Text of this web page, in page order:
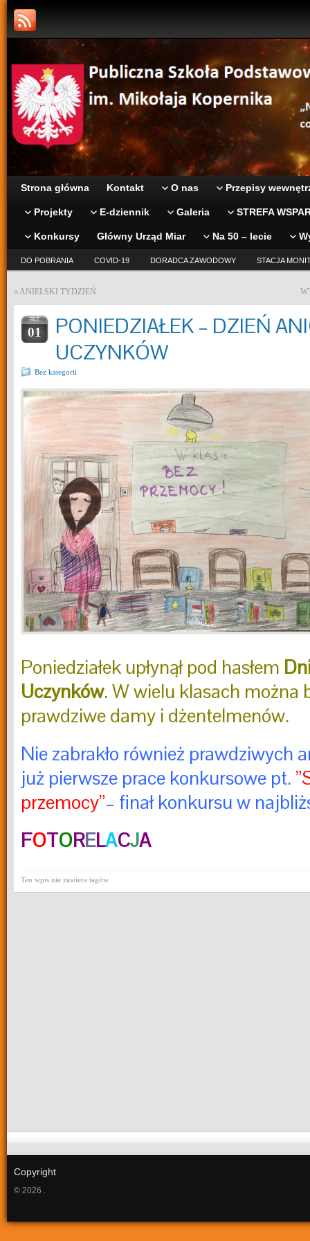
Strona główna Kontakt O nas Przepisy
Projekty E-dziennik Galeria STREFA
Konkursy Główny Urząd Miar Na 50 – lecie
DO POBRANIA COVID-19 DORADCA ZAWODOWY STACJA
« ANIELSKI TYDZIEŃ
PAŹ
01
PONIEDZIAŁEK – DZIEŃ
UCZYNKÓW
Bez kategorii
Poniedziałek upłynął pod hasłem
Uczynków. W wielu klasach można
prawdziwe damy i dżentelmenów.
Nie zabrakło również prawdziwych
już pierwsze prace konkursowe pt.
przemocy”– finał konkursu w
FOTORELACJA
Ten wpis nie zawiera tagów
Copyright
© 2026 .